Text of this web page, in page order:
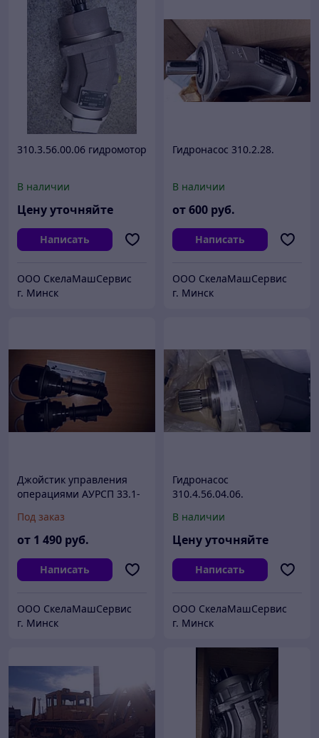
310.3.56.00.06 гидромотор
В наличии
Цену уточняйте
Написать
ООО СкелаМашСервис
г. Минск
Гидронасос 310.2.28.
В наличии
от600 руб.
Написать
ООО СкелаМашСервис
г. Минск
Джойстик управления
операциями АУРСП 33.1-
Под заказ
от 1 490 руб.
Написать
ООО СкелаМашСервис
г. Минск
Гидронасос
310.4.56.04.06.
В наличии
Цену уточняйте
Написать
ООО СкелаМашСервис
г. Минск